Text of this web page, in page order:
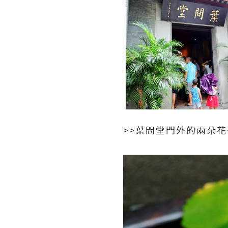
>>葉問堂門外的兩朵